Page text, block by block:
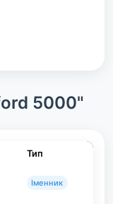
5000"
Тип
Іменник